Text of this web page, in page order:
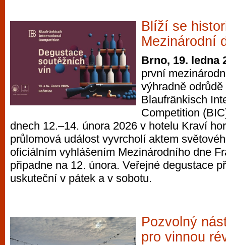
Blíží se
Mezinárodní
Brno, 19. ledna
první
výhradně
Blaufränkisch
Competition
dnech 12.–14. února 2026 v hotelu Kraví
průlomová událost vyvrcholí aktem
oficiálním vyhlášením Mezinárodního dne
připadne na 12. února. Veřejné degustace
uskuteční v pátek a v sobotu.
Pozvolný
pro vinnou
příležitostné hráče. V...